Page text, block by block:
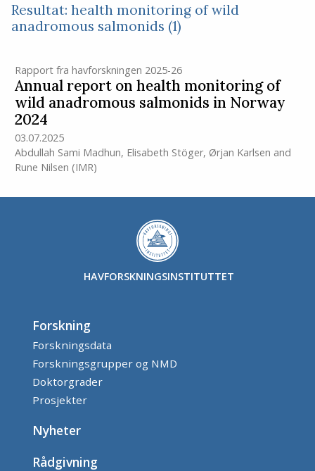
Resultat: health monitoring of wild
anadromous salmonids (1)
Rapport fra havforskningen 2025-26
Annual report on health monitoring of
wild anadromous salmonids in Norway
2024
03.07.2025
Abdullah Sami Madhun, Elisabeth Stöger, Ørjan Karlsen and
Rune Nilsen (IMR)
HAVFORSKNINGSINSTITUTTET
Forskning
Forskningsdata
Forskningsgrupper og NMD
Doktorgrader
Prosjekter
Nyheter
Rådgivning